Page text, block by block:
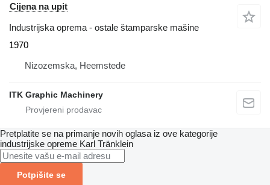
Cijena na upit
Industrijska oprema - ostale štamparske mašine
1970
Nizozemska, Heemstede
ITK Graphic Machinery
Pretplatite se na primanje novih oglasa iz ove kategorije
industrijske opreme Karl Tränklein
Potpišite se